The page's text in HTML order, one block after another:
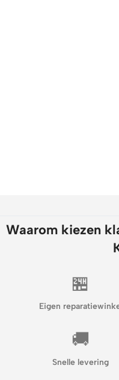
Waarom kiezen
🏪
Eigen
🚚
Snelle levering